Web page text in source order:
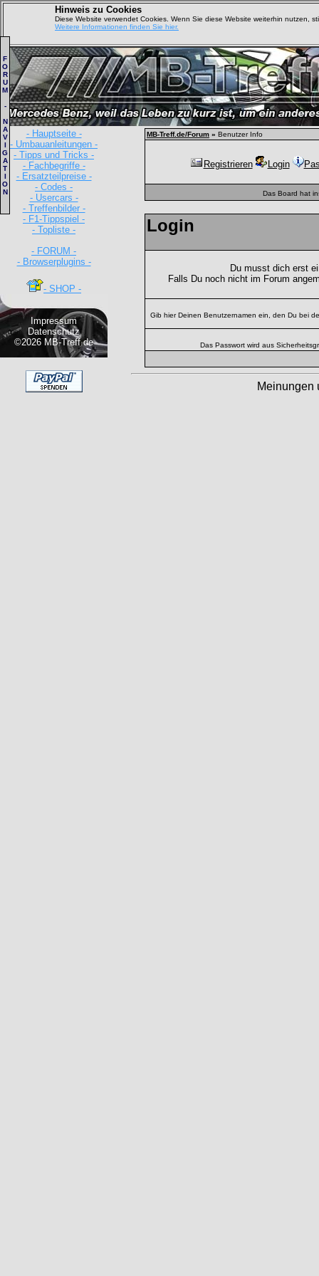
Hinweis zu Cookies
Diese Website verwendet Cookies. Wenn Sie diese Website weiterhin nutzen,
Weitere Informationen finden Sie hier.
- Hauptseite -
- Umbauanleitungen -
- Tipps und Tricks -
- Fachbegriffe -
- Ersatzteilpreise -
- Codes -
- Usercars -
- Treffenbilder -
- F1-Tippspiel -
- Topliste -
- FORUM -
- Browserplugins -
- SHOP -
Impressum
Datenschutz
©2026 MB-Treff.de
F
O
R
U
M
-
N
A
V
I
G
A
T
I
O
N
MB-Treff.de/Forum » Benutzer Info
Registrieren Login
Das Board hat
Login
Du musst dich erst
Falls Du noch nicht im Forum
Gib hier Deinen Benutzernamen ein, den Du bei
Das Passwort wird aus
Meinungen